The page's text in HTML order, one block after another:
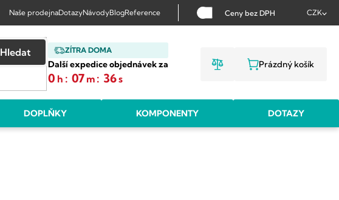
Naše prodejnaDotazyNávodyBlogReference Ceny bez DPH CZK
ZÍTRA DOMA
Další expedice objednávek za
0 h : 07 m : 35s
Hledat
NÁKUPNÍ
Prázdný košík
DOPLŇKY KOMPONENTY DOTAZY